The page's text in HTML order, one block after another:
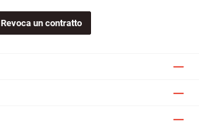
Revoca un contratto